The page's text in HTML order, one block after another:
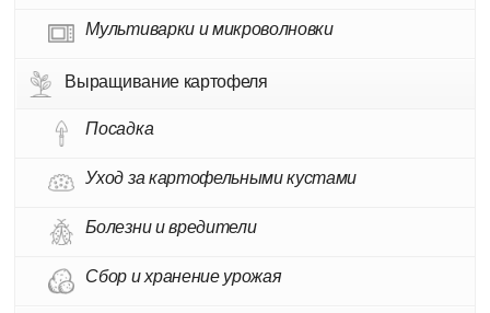
Мультиварки и микроволновки
Выращивание картофеля
Посадка
Уход за картофельными кустами
Болезни и вредители
Сбор и хранение урожая